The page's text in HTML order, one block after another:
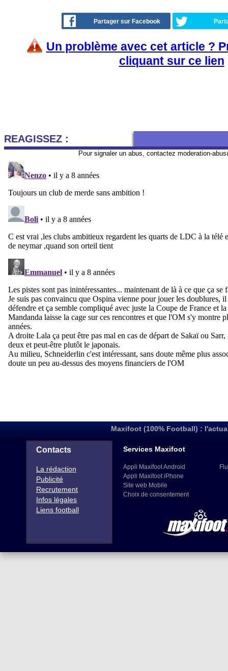
Partager sur Facebook
Un problème avec cet article ?
cliquant sur ce lien
REAGISSEZ :
Pour signaler un abus, contactez moderation-
Maxifoot (100% Football) :
Contacts
La rédaction
Publicité
Recrutement
Infos légales
Liens football
Services Maxifoot
Appli Maxifoot Android
Appli Maxifoot iPhone
Site web Mobile
Choix de consentement